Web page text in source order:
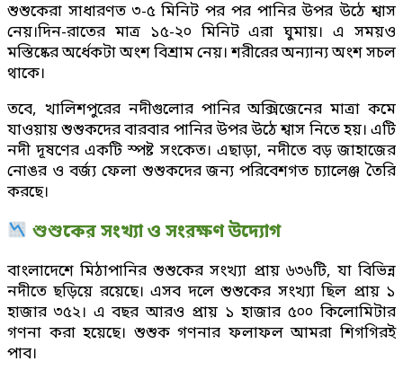
শুশুকেরা সাধারণত ৩-৫ মিনিট পর পর পানির উপর উঠে শ্বাস
নেয়।দিন-রাতের মাত্র ১৫-২০ মিনিট এরা ঘুমায়। এ সময়ও
মস্তিষ্কের অর্ধেকটা অংশ বিশ্রাম নেয়। শরীরের অন্যান্য অংশ সচল
থাকে।
তবে, খালিশপুরের নদীগুলোর পানির অক্সিজেনের মাত্রা কমে
যাওয়ায় শুশুকদের বারবার পানির উপর উঠে শ্বাস নিতে হয়। এটি
নদী দূষণের একটি স্পষ্ট সংকেত। এছাড়া, নদীতে বড় জাহাজের
নোঙর ও বর্জ্য ফেলা শুশুকদের জন্য পরিবেশগত চ্যালেঞ্জ তৈরি
করছে।
শুশুকের সংখ্যা ও সংরক্ষণ উদ্যোগ
বাংলাদেশে মিঠাপানির শুশুকের সংখ্যা প্রায় ৬৩৬টি, যা বিভিন্ন
নদীতে ছড়িয়ে রয়েছে। এসব দলে শুশুকের সংখ্যা ছিল প্রায় ১
হাজার ৩৫২। এ বছর আরও প্রায় ১ হাজার ৫০০ কিলোমিটার
গণনা করা হয়েছে। শুশুক গণনার ফলাফল আমরা শিগগিরই
পাব।